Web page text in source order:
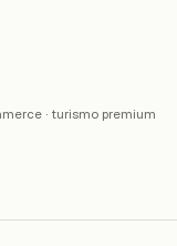
· turismo premium